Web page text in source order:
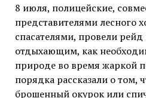
8 июля, полицейские,
представителями лесного
спасателями, провели
отдыхающим, как
природе во время жаркой
порядка рассказали о том,
брошенный окурок или